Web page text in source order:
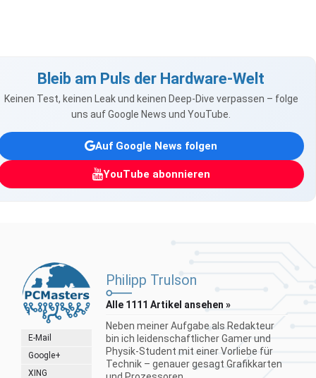
Bleib am Puls der Hardware-Welt
Keinen Test, keinen Leak und keinen Deep-Dive verpassen – folge
uns auf Google News und YouTube.
Auf Google News folgen
YouTube abonnieren
E-Mail
Google+
XING
Philipp Trulson
Alle 1111 Artikel ansehen »
Neben meiner Aufgabe als Redakteur
bin ich leidenschaftlicher Gamer und
Physik-Student mit einer Vorliebe für
Technik – genauer gesagt Grafikkarten